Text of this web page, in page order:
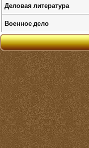
Деловая литература
Военное дело